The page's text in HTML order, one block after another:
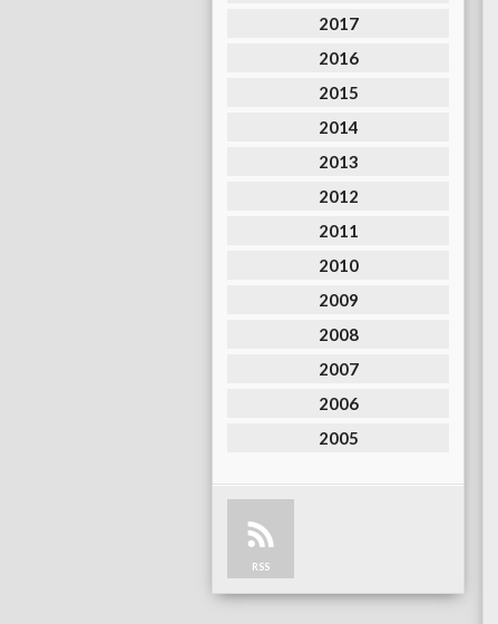
2017
2016
2015
2014
2013
2012
2011
2010
2009
2008
2007
2006
2005
RSS